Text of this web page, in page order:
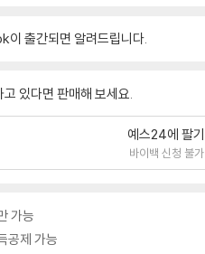
이 출간되면 알려드립니다.
고 있다면 판매해 보세요.
예스24에 팔기
바이백 신청 불가
가능
공제 가능